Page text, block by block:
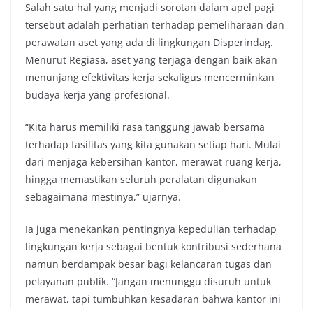
Salah satu hal yang menjadi sorotan dalam apel pagi
tersebut adalah perhatian terhadap pemeliharaan dan
perawatan aset yang ada di lingkungan Disperindag.
Menurut Regiasa, aset yang terjaga dengan baik akan
menunjang efektivitas kerja sekaligus mencerminkan
budaya kerja yang profesional.
“Kita harus memiliki rasa tanggung jawab bersama
terhadap fasilitas yang kita gunakan setiap hari. Mulai
dari menjaga kebersihan kantor, merawat ruang kerja,
hingga memastikan seluruh peralatan digunakan
sebagaimana mestinya,” ujarnya.
Ia juga menekankan pentingnya kepedulian terhadap
lingkungan kerja sebagai bentuk kontribusi sederhana
namun berdampak besar bagi kelancaran tugas dan
pelayanan publik. “Jangan menunggu disuruh untuk
merawat, tapi tumbuhkan kesadaran bahwa kantor ini